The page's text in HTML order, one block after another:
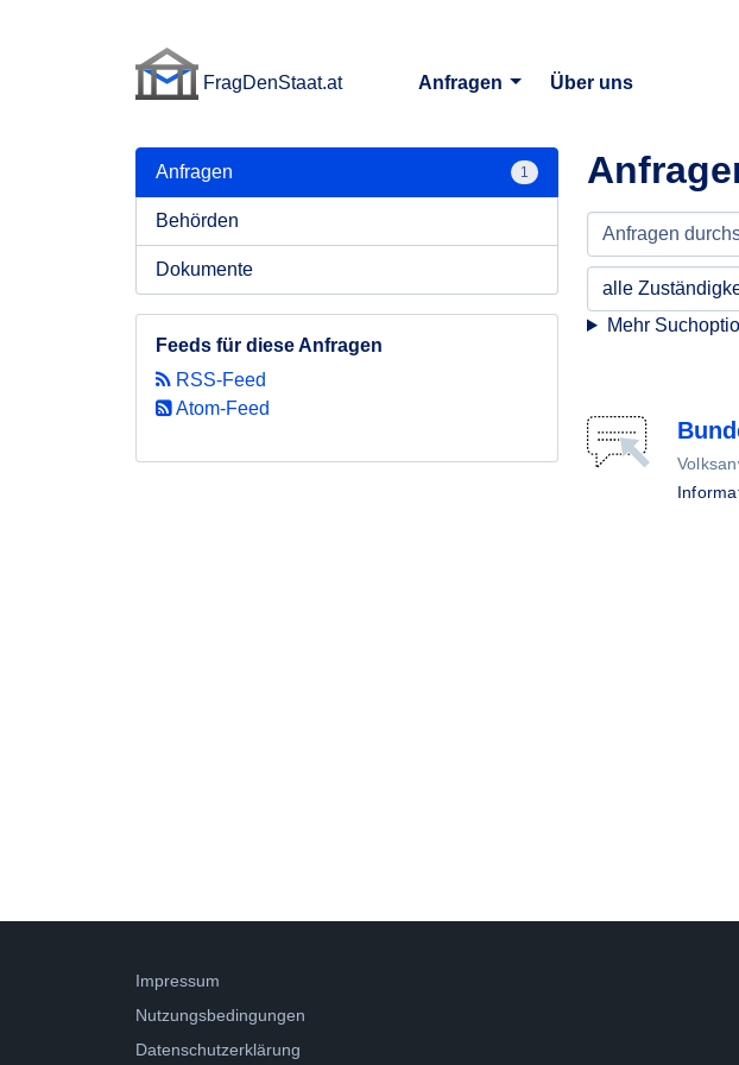
FragDenStaat.at
Anfragen
Über uns
Mehr
Anfragen 1
Behörden
Dokumente
Feeds für diese Anfragen
RSS-Feed
Atom-Feed
Impressum
Nutzungsbedingungen
Datenschutzerklärung